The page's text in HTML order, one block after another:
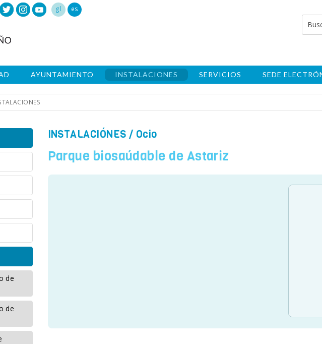
gl es
AYUNTAMIENTO INSTALACIONES SERVICIOS SEDE
de
de
INSTALACIÓNES / Ocio
Parque biosaúdable de Astariz